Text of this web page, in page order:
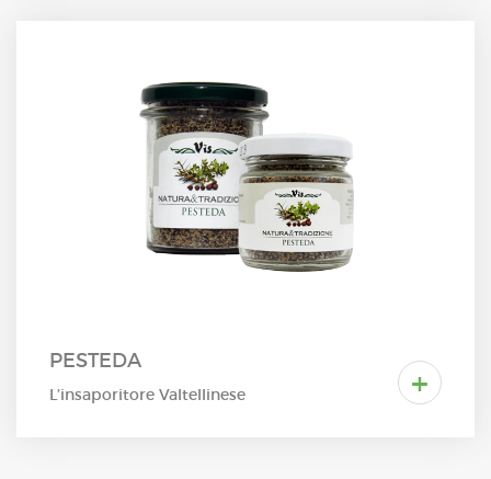
PESTEDA
L’insaporitore Valtellinese +